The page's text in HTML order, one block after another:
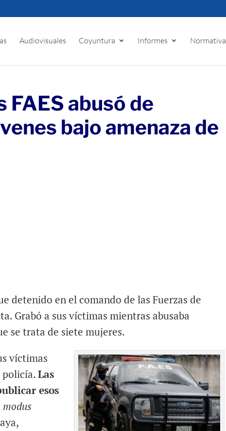
Audiovisuales Coyuntura Informes Normativa
FAES abusó de
bajo amenaza de
detenido en el comando de las Fuerzas de
Grabó a sus víctimas mientras abusaba
se trata de siete mujeres.
víctimas
policía.Las
esos
modus